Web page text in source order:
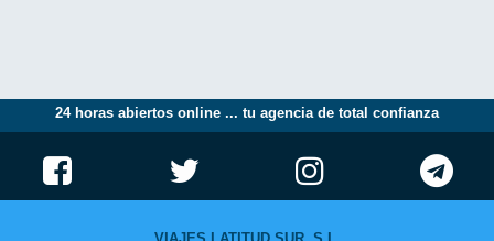
24 horas abiertos online ... tu agencia de total confianza